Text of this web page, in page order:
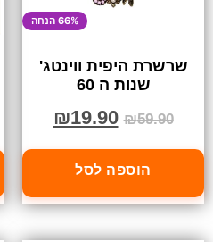
66% הנחה
שרשרת היפית ווינטג'
שנות ה 60
₪59.90
₪19.90
הוספה לסל